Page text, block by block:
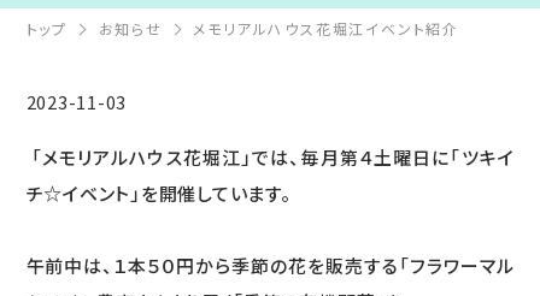
トップ お知らせ メモリアルハウス花堀江イベント紹介
2023-11-03
「メモリアルハウス花堀江」では、毎月第４土曜日に「ツキイ
チ☆イベント」を開催しています。
午前中は、１本５０円から季節の花を販売する「フラワーマル